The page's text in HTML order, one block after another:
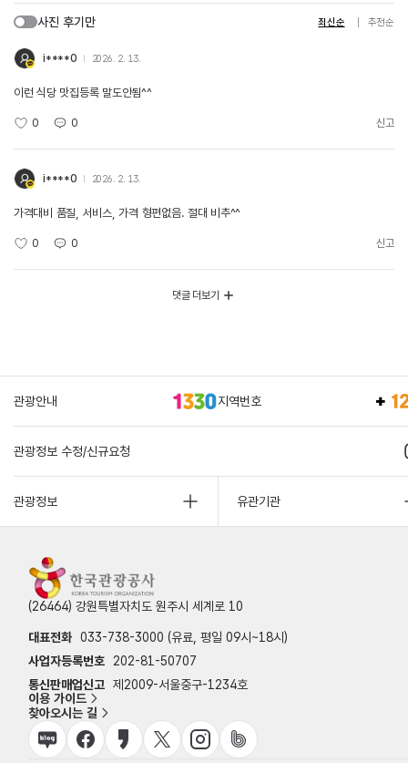
사진 후기만 최신순 추천순
i****0 2026. 2. 13.
이런 식당 맛집등록 말도안됨^^
0 0 신고
i****0 2026. 2. 13.
가격대비 품질, 서비스, 가격 형편없음. 절대 비추^^
0 0 신고
댓글 더보기
관광안내 지역번호
관광정보 수정/신규요청
관광정보 유관기관
(26464) 강원특별자치도 원주시 세계로 10
대표전화 033-738-3000 (유료, 평일 09시~18시)
사업자등록번호
202-81-50707
통신판매업신고 제2009-서울중구-1234호
이용 가이드
찾아오시는 길